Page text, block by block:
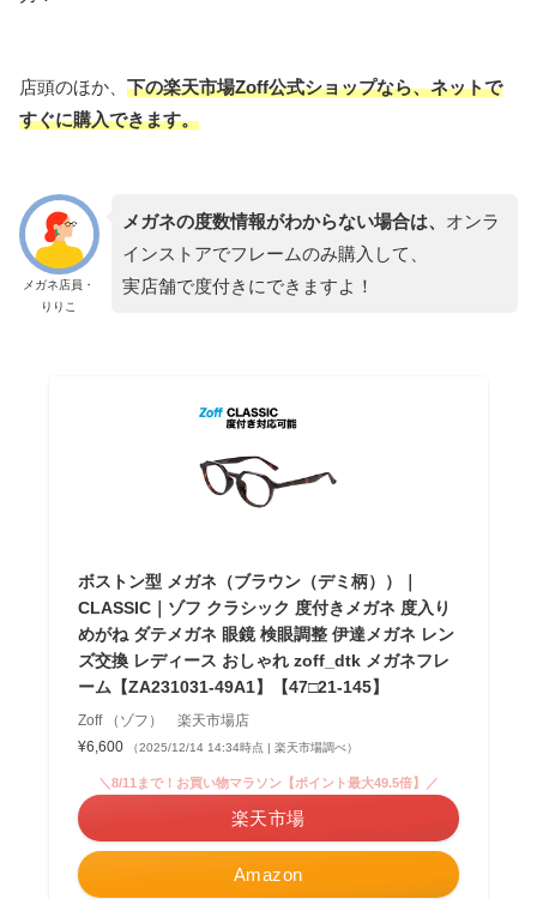
店頭のほか、 下の楽天市場Zoff公式ショップなら、ネットで
すぐに購入できます。
メガネ店員・
りりこ
メガネの度数情報がわからない場合は、 オンラ
インストアでフレームのみ購入して、
実店舗で度付きにできますよ！
ボストン型 メガネ（ブラウン（デミ柄））｜
CLASSIC｜ゾフ クラシック 度付きメガネ 度入り
めがね ダテメガネ 眼鏡 検眼調整 伊達メガネ レン
ズ交換 レディース おしゃれ zoff_dtk メガネフレ
ーム【ZA231031-49A1】【47□21-145】
Zoff （ゾフ） 楽天市場店
¥6,600
（2025/12/14 14:34時点 | 楽天市場調べ）
Amazon
＼8/11まで！お買い物マラソン【ポイント最大49.5倍】／
楽天市場